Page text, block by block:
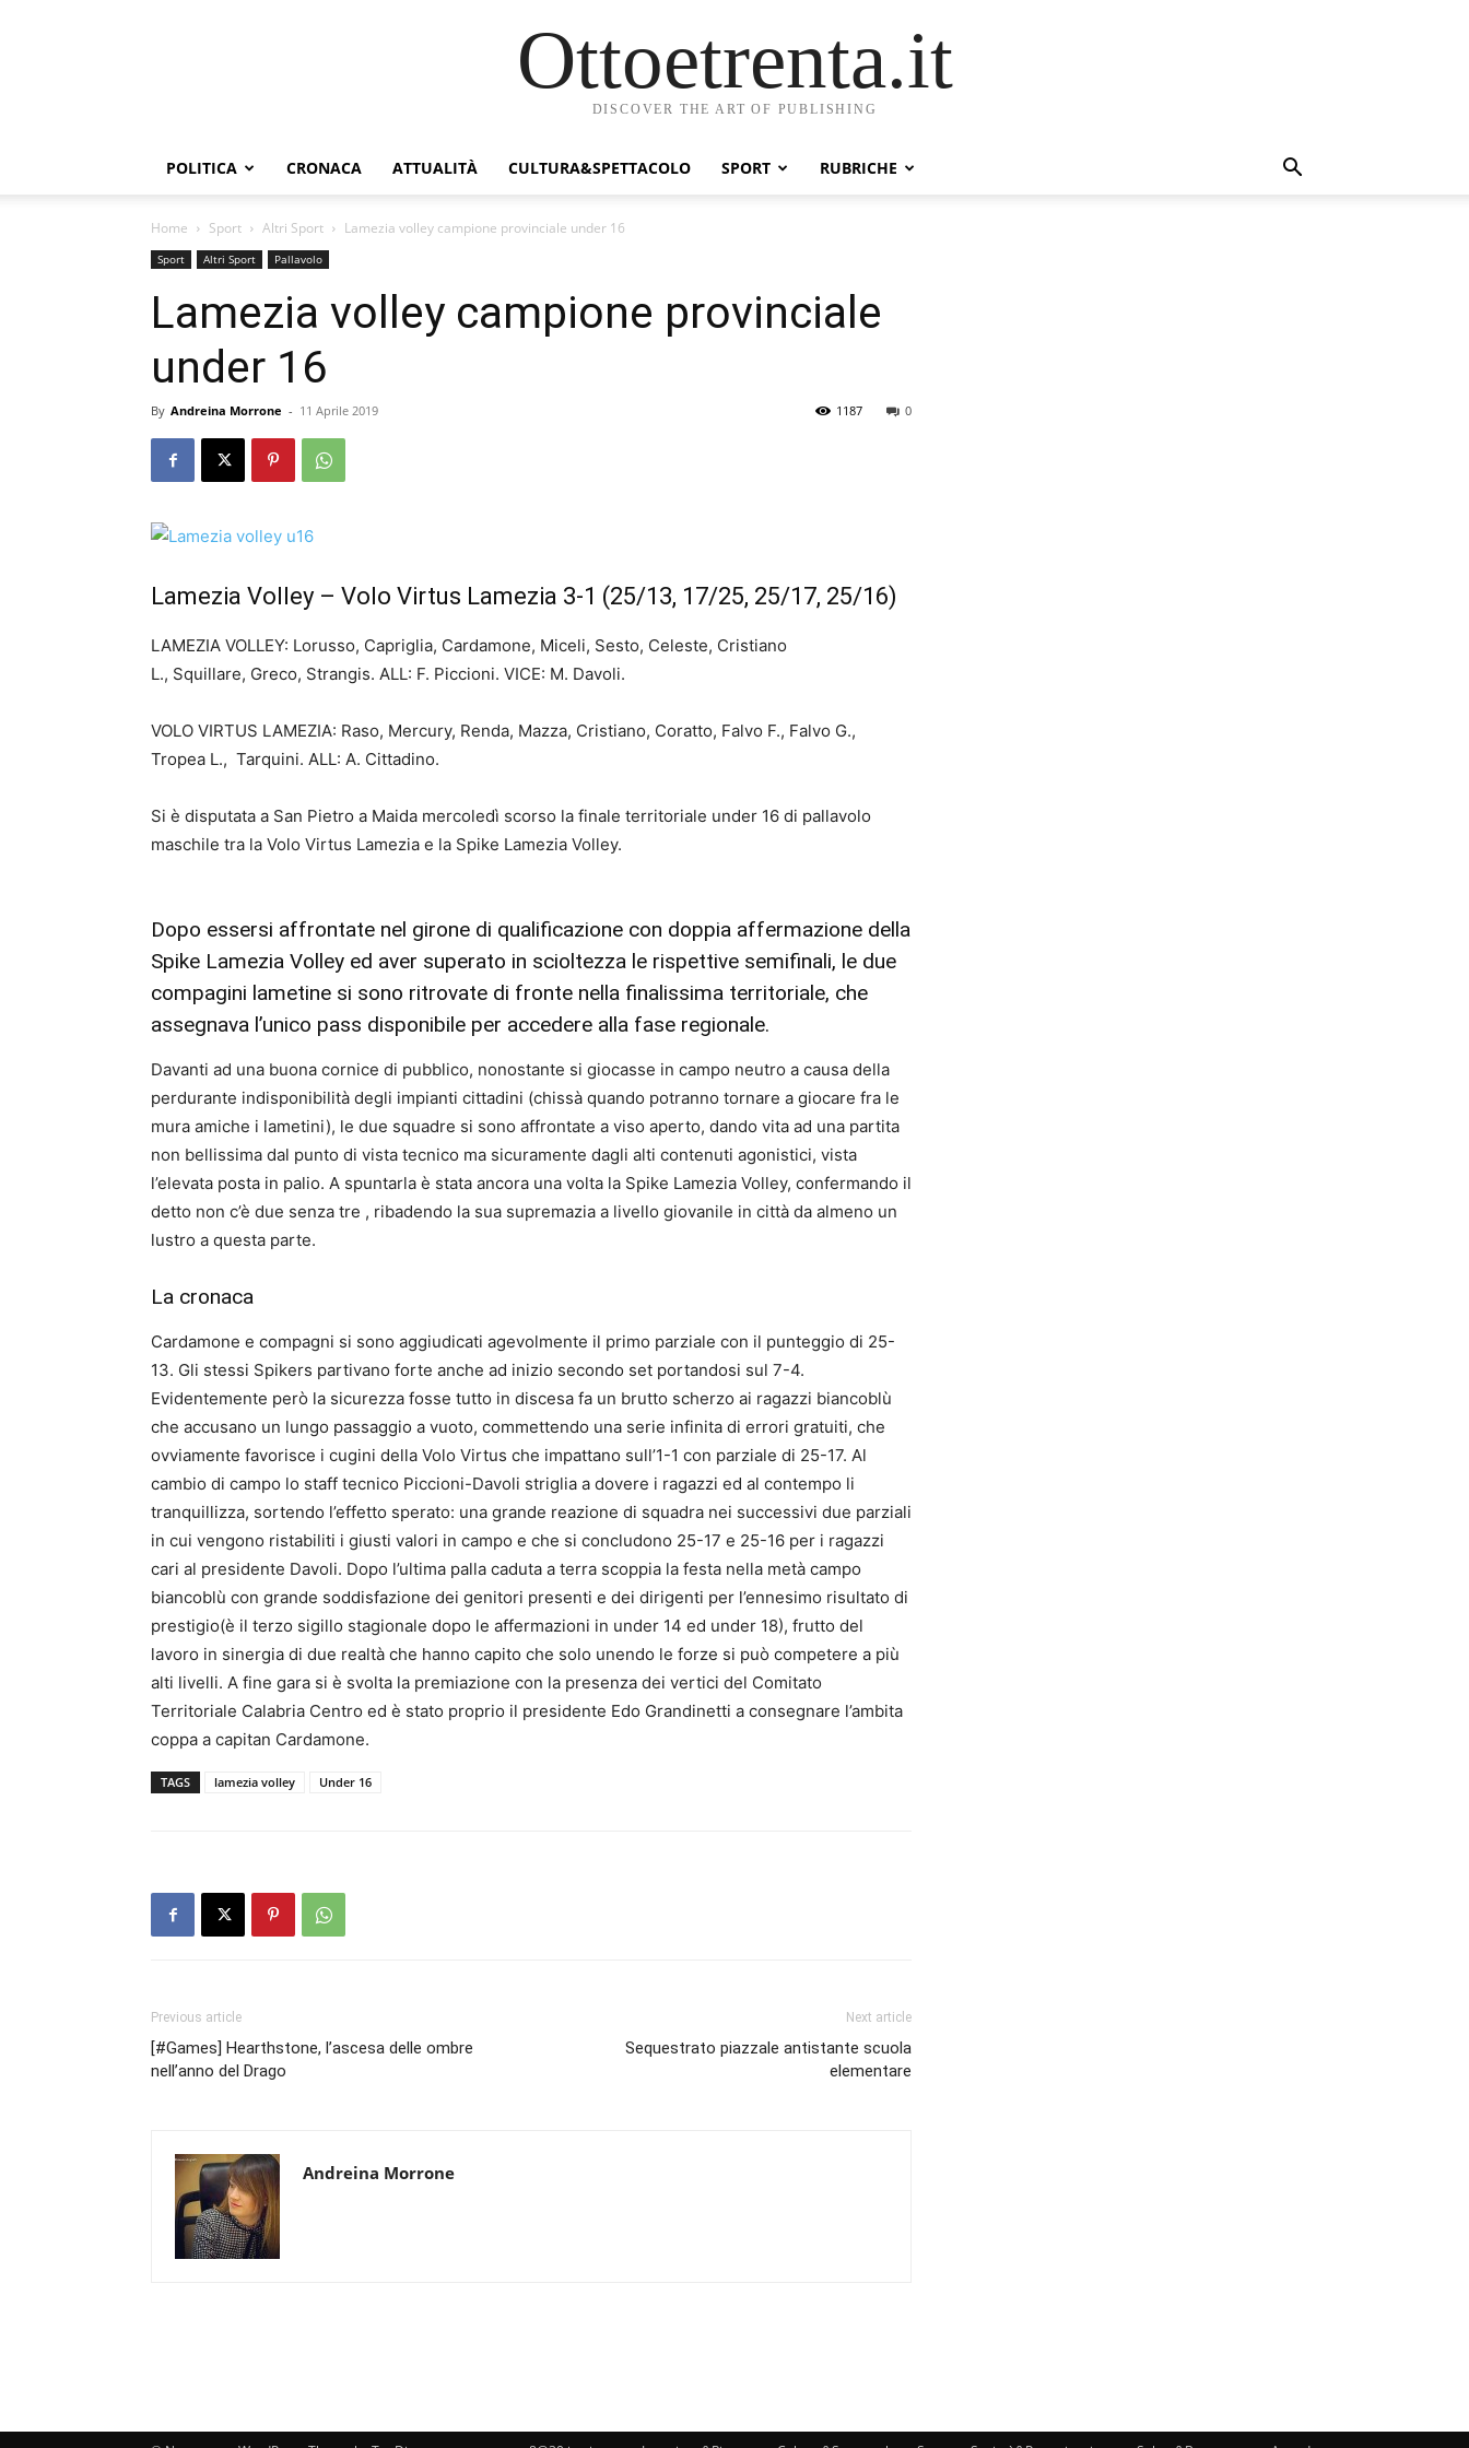
Ottoetrenta.it
DISCOVER THE ART OF PUBLISHING
POLITICA CRONACA ATTUALITÀ CULTURA&SPETTACOLO SPORT RUBRICHE
Home Sport Altri Sport Lamezia volley campione provinciale under 16
Sport Altri Sport Pallavolo
Lamezia volley campione provinciale
under 16
By Andreina Morrone - 11 Aprile 2019 0
1187
Lamezia Volley – Volo Virtus Lamezia 3-1 (25/13, 17/25, 25/17, 25/16)
LAMEZIA VOLLEY: Lorusso, Capriglia, Cardamone, Miceli, Sesto, Celeste, Cristiano
L., Squillare, Greco, Strangis. ALL: F. Piccioni. VICE: M. Davoli.
VOLO VIRTUS LAMEZIA: Raso, Mercury, Renda, Mazza, Cristiano, Coratto, Falvo F., Falvo G.,
Tropea L., Tarquini. ALL: A. Cittadino.
Si è disputata a San Pietro a Maida mercoledì scorso la finale territoriale under 16 di pallavolo
maschile tra la Volo Virtus Lamezia e la Spike Lamezia Volley.
Dopo essersi affrontate nel girone di qualificazione con doppia affermazione della
Spike Lamezia Volley ed aver superato in scioltezza le rispettive semifinali, le due
compagini lametine si sono ritrovate di fronte nella finalissima territoriale, che
assegnava l’unico pass disponibile per accedere alla fase regionale.
Davanti ad una buona cornice di pubblico, nonostante si giocasse in campo neutro a causa della
perdurante indisponibilità degli impianti cittadini (chissà quando potranno tornare a giocare fra le
mura amiche i lametini), le due squadre si sono affrontate a viso aperto, dando vita ad una partita
non bellissima dal punto di vista tecnico ma sicuramente dagli alti contenuti agonistici, vista
l’elevata posta in palio. A spuntarla è stata ancora una volta la Spike Lamezia Volley, confermando il
detto non c’è due senza tre , ribadendo la sua supremazia a livello giovanile in città da almeno un
lustro a questa parte.
La cronaca
Cardamone e compagni si sono aggiudicati agevolmente il primo parziale con il punteggio di 25-
13. Gli stessi Spikers partivano forte anche ad inizio secondo set portandosi sul 7-4.
Evidentemente però la sicurezza fosse tutto in discesa fa un brutto scherzo ai ragazzi biancoblù
che accusano un lungo passaggio a vuoto, commettendo una serie infinita di errori gratuiti, che
ovviamente favorisce i cugini della Volo Virtus che impattano sull’1-1 con parziale di 25-17. Al
cambio di campo lo staff tecnico Piccioni-Davoli striglia a dovere i ragazzi ed al contempo li
tranquillizza, sortendo l’effetto sperato: una grande reazione di squadra nei successivi due parziali
in cui vengono ristabiliti i giusti valori in campo e che si concludono 25-17 e 25-16 per i ragazzi
cari al presidente Davoli. Dopo l’ultima palla caduta a terra scoppia la festa nella metà campo
biancoblù con grande soddisfazione dei genitori presenti e dei dirigenti per l’ennesimo risultato di
prestigio(è il terzo sigillo stagionale dopo le affermazioni in under 14 ed under 18), frutto del
lavoro in sinergia di due realtà che hanno capito che solo unendo le forze si può competere a più
alti livelli. A fine gara si è svolta la premiazione con la presenza dei vertici del Comitato
Territoriale Calabria Centro ed è stato proprio il presidente Edo Grandinetti a consegnare l’ambita
coppa a capitan Cardamone.
TAGS lamezia volley Under 16
Previous article
[#Games] Hearthstone, l’ascesa delle ombre
nell’anno del Drago
Next article
Sequestrato piazzale antistante scuola
elementare
Andreina Morrone